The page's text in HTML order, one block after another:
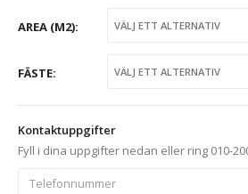
AREA (M2)
FÄSTE
Kontaktuppgifter
Fyll i dina uppgifter nedan eller ring 010-